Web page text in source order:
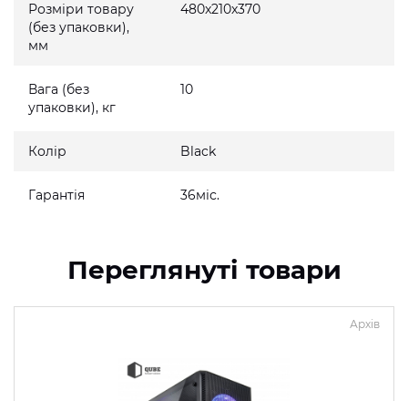
Розміри товару
(без упаковки),
мм
480x210x370
Вага (без
упаковки), кг
10
Колір Black
Гарантія 36міс.
Переглянуті товари
Архів